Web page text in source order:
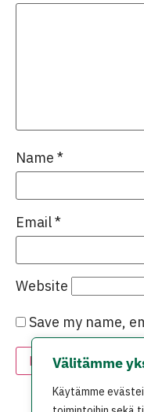
Välitämme
Käytämme
Name *
Email*
Website
Save my name,